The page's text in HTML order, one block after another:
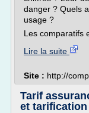
danger ? Quels
usage ?
Les comparatifs
Lire la suite
Site : http://
Tarif
et tarification